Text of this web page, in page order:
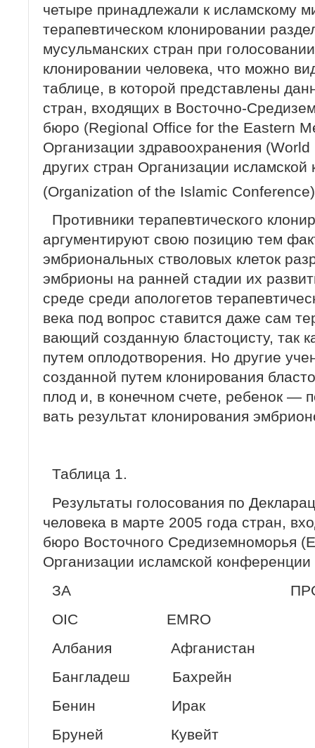
четыре принадлежали к исламскому
терапевтическом клонировании
мусульман­ских стран при
клонирова­нии человека, что можно
таблице, в которой представлены
стран, вхо­дящих в Восточно-
бюро (Regional Office for the Eastern
Орга­низации здравоохранения
дру­гих стран Организации
(Organization of the Islamic Conference)
Противники терапевтического
аргументируют свою позицию тем
эмбриональных стволовых клеток
эмбрионы на ранней стадии их
среде среди апологетов
века под вопрос ставится даже сам
вающий созданную бластоцисту, так
путем оплодотворения. Но другие
созданной путем клонирования
плод и, в конечном счете, ребенок —
вать результат клонирования
Таблица 1.
Результаты голосования по
человека в марте 2005 года стран,
бюро Восточного Средиземноморья
Организации исламской конференции
ЗА
OIC EMRO
Албания Афганистан
Бангладеш Бахрейн
Бенин Ирак
Бруней Кувейт